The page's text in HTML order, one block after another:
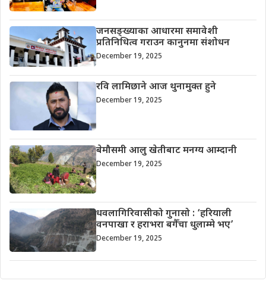
जनसङ्ख्याका आधारमा समावेशी
प्रतिनिधित्व गराउन कानुनमा संशोधन
December 19, 2025
रवि लामिछाने आज थुनामुक्त हुने
December 19, 2025
बेमौसमी आलु खेतीबाट मनग्य आम्दानी
December 19, 2025
धवलागिरिवासीको गुनासो : ‘हरियाली
वनपाखा र हराभरा बगैँचा धुलाम्मे भए’
December 19, 2025